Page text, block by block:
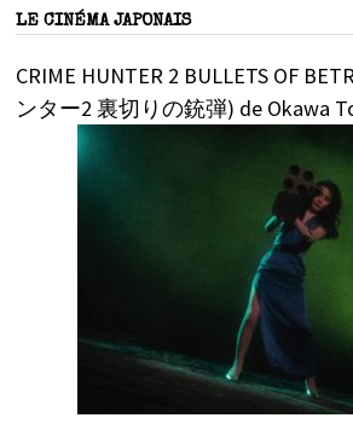
LE CINÉMA JAPONAIS
CRIME HUNTER 2 BULLETS OF
ンター2 裏切りの銃弾) de Okawa